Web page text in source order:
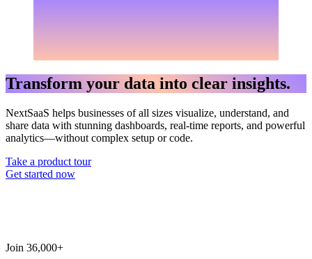
Transform your data into clear insights.
NextSaaS helps businesses of all sizes visualize, understand, and
share data with stunning dashboards, real-time reports, and powerful
analytics—without complex setup or code.
Take a product tour
Get started now
Join 36,000+